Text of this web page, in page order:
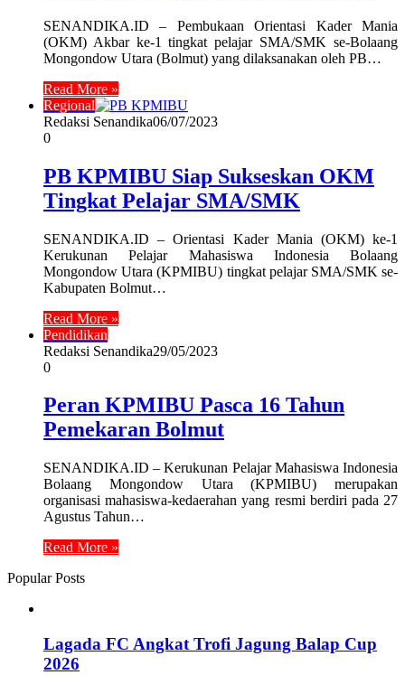
SENANDIKA.ID – Pembukaan Orientasi Kader Mania
(OKM) Akbar ke-1 tingkat pelajar SMA/SMK se-Bolaang
Mongondow Utara (Bolmut) yang dilaksanakan oleh PB…
Read More »
Regional
Redaksi Senandika06/07/2023
0
PB KPMIBU Siap Sukseskan OKM
Tingkat Pelajar SMA/SMK
SENANDIKA.ID – Orientasi Kader Mania (OKM) ke-1
Kerukunan Pelajar Mahasiswa Indonesia Bolaang
Mongondow Utara (KPMIBU) tingkat pelajar SMA/SMK se-
Kabupaten Bolmut…
Read More »
Pendidikan
Redaksi Senandika29/05/2023
0
Peran KPMIBU Pasca 16 Tahun
Pemekaran Bolmut
SENANDIKA.ID – Kerukunan Pelajar Mahasiswa Indonesia
Bolaang Mongondow Utara (KPMIBU) merupakan
organisasi mahasiswa-kedaerahan yang resmi berdiri pada 27
Agustus Tahun…
Read More »
Popular Posts
Lagada FC Angkat Trofi Jagung Balap Cup
2026